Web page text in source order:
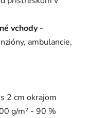
vchody -
ambulancie,
2 cm okrajom
g/m² - 90 %